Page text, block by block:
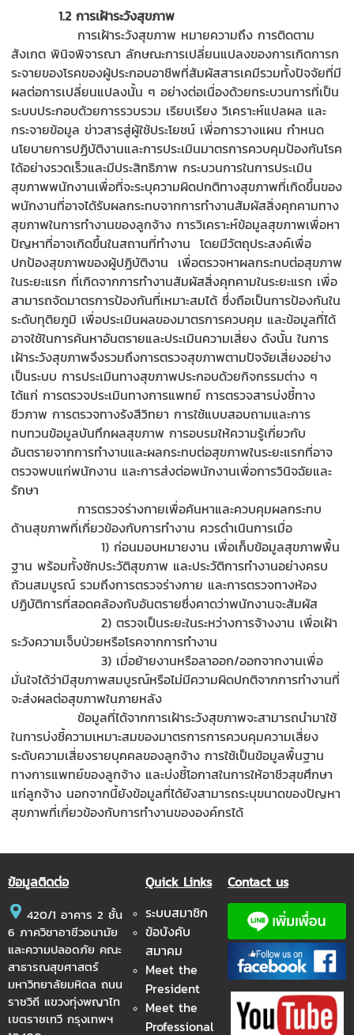
1.2 การเฝ้าระวังสุขภาพ
การเฝ้าระวังสุขภาพ หมายความถึง การติดตาม
สังเกต พินิจพิจารณา ลักษณะการเปลี่ยนแปลงของการเกิดการก
ระจายของโรคของผู้ประกอบอาชีพที่สัมผัสสารเคมีรวมทั้งปัจจัยที่มี
ผลต่อการเปลี่ยนแปลงนั้น ๆ อย่างต่อเนื่องด้วยกระบวนการที่เป็น
ระบบประกอบด้วยการรวบรวม เรียบเรียง วิเคราะห์แปลผล และ
กระจายข้อมูลข่าวสารสู่ผู้ใช้ประโยชน์ เพื่อการวางแผน กำหนด
นโยบายการปฏิบัติงานและการประเมินมาตรการควบคุมป้องกันโรค
ได้อย่างรวดเร็วและมีประสิทธิภาพ กระบวนการในการประเมิน
สุขภาพพนักงานเพื่อที่จะระบุความผิดปกติทางสุขภาพที่เกิดขึ้นของ
พนักงานที่อาจได้รับผลกระทบจากการทำงานสัมผัสสิ่งคุกคามทาง
สุขภาพในการทำงานของลูกจ้าง การวิเคราะห์ข้อมูลสุขภาพเพื่อหา
ปัญหาที่อาจเกิดขึ้นในสถานที่ทำงาน โดยมีวัตถุประสงค์เพื่อ
ปกป้องสุขภาพของผู้ปฏิบัติงาน เพื่อตรวจหาผลกระทบต่อสุขภาพ
ในระยะแรก ที่เกิดจากการทำงานสัมผัสสิ่งคุกคามในระยะแรก เพื่อ
สามารถจัดมาตรการป้องกันที่เหมาะสมได้ ซึ่งถือเป็นการป้องกันใน
ระดับทุติยภูมิ เพื่อประเมินผลของมาตรการควบคุม และข้อมูลที่ได้
อาจใช้ในการค้นหาอันตรายและประเมินความเสี่ยง ดังนั้น ในการ
เฝ้าระวังสุขภาพจึงรวมถึงการตรวจสุขภาพตามปัจจัยเสี่ยงอย่าง
เป็นระบบ การประเมินทางสุขภาพประกอบด้วยกิจกรรมต่าง ๆ
ได้แก่ การตรวจประเมินทางการแพทย์ การตรวจสารบ่งชี้ทาง
ชีวภาพ การตรวจทางรังสีวิทยา การใช้แบบสอบถามและการ
ทบทวนข้อมูลบันทึกผลสุขภาพ การอบรมให้ความรู้เกี่ยวกับ
อันตรายจากการทำงานและผลกระทบต่อสุขภาพในระยะแรกที่อาจ
ตรวจพบแก่พนักงาน และการส่งต่อพนักงานเพื่อการวินิจฉัยและ
รักษา
การตรวจร่างกายเพื่อค้นหาและควบคุมผลกระทบ
ด้านสุขภาพที่เกี่ยวข้องกับการทำงาน ควรดำเนินการเมื่อ
1) ก่อนมอบหมายงาน เพื่อเก็บข้อมูลสุขภาพพื้น
ฐาน พร้อมทั้งซักประวัติสุขภาพ และประวัติการทำงานอย่างครบ
ถ้วนสมบูรณ์ รวมถึงการตรวจร่างกาย และการตรวจทางห้อง
ปฏิบัติการที่สอดคล้องกับอันตรายซึ่งคาดว่าพนักงานจะสัมผัส
2) ตรวจเป็นระยะในระหว่างการจ้างงาน เพื่อเฝ้า
ระวังความเจ็บป่วยหรือโรคจากการทำงาน
3) เมื่อย้ายงานหรือลาออก/ออกจากงานเพื่อ
มั่นใจได้ว่ามีสุขภาพสมบูรณ์หรือไม่มีความผิดปกติจากการทำงานที่
จะส่งผลต่อสุขภาพในภายหลัง
ข้อมูลที่ได้จากการเฝ้าระวังสุขภาพจะสามารถนำมาใช้
ในการบ่งชี้ความเหมาะสมของมาตรการการควบคุมความเสี่ยง
ระดับความเสี่ยงรายบุคคลของลูกจ้าง การใช้เป็นข้อมูลพื้นฐาน
ทางการแพทย์ของลูกจ้าง และบ่งชี้โอกาสในการให้อาชีวสุขศึกษา
แก่ลูกจ้าง นอกจากนี้ยังข้อมูลที่ได้ยังสามารถระบุขนาดของปัญหา
สุขภาพที่เกี่ยวข้องกับการทำงานขององค์กรได้
ข้อมูลติดต่อ
420/1 อาคาร 2 ชั้น
6 ภาควิชาอาชีวอนามัย
และความปลอดภัย คณะ
สาธารณสุขศาสตร์
มหาวิทยาลัยมหิดล ถนน
ราชวิถี แขวงทุ่งพญาไท
เขตราชเทวี กรุงเทพฯ
Quick Links
ระบบสมาชิก
ข้อบังคับ
สมาคม
Meet the
President
Meet the
Professional
Contact us